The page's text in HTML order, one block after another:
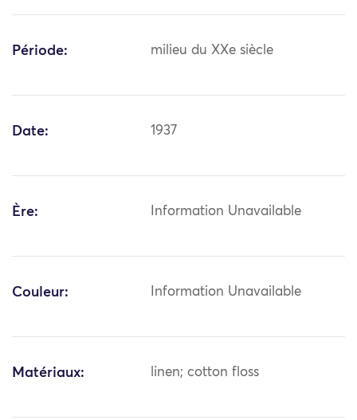
Période: milieu du XXe siècle
Date: 1937
Ère: Information Unavailable
Couleur: Information Unavailable
Matériaux: linen; cotton floss